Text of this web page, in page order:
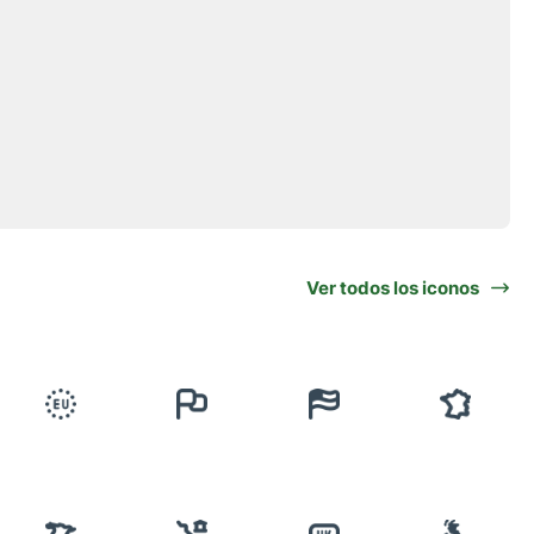
Ver todos los iconos